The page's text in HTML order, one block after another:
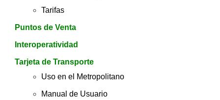
Tarifas
Puntos de Venta
Interoperatividad
Tarjeta de Transporte
Uso en el Metropolitano
Manual de Usuario